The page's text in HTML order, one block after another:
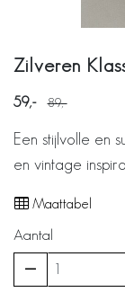
Zilveren
59 89
Een stijlvolle en
en vintage
Maattabel
Aantal